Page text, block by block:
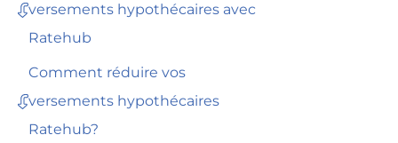
versements hypothécaires avec
Ratehub
Comment réduire vos
versements hypothécaires
Ratehub?